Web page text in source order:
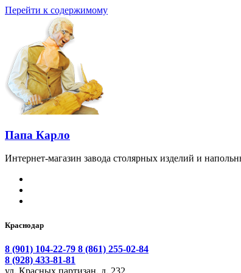
Перейти к содержимому
Папа Карло
Интернет-магазин завода столярных изделий и
Краснодар
8 (901) 104-22-79 8 (861) 255-02-84
8 (928) 433-81-81
ул. Красных партизан, д. 232